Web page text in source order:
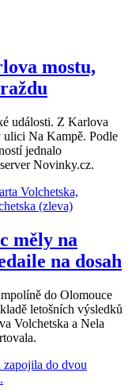
mostu,
události. Z Karlova
ulici Na Kampě. Podle
jednalo
Novinky.cz.
měly na
na dosah
do Olomouce
letošních výsledků
Volchetska a Nela